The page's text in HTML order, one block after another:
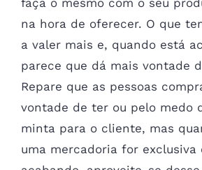
faça o mesmo com o seu
na hora de oferecer. O que
a valer mais e, quando está
parece que dá mais vontade
Repare que as pessoas
vontade de ter ou pelo medo
minta para o cliente, mas
uma mercadoria for exclusiva